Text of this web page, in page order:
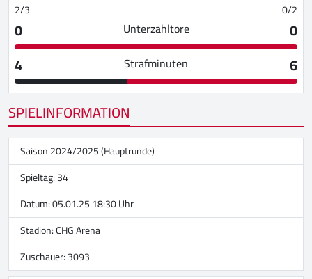
2/3 0/2
0 Unterzahltore
0
4
Strafminuten
6
SPIELINFORMATION
Saison 2024/2025 (Hauptrunde)
Spieltag: 34
Datum: 05.01.25 18:30 Uhr
Stadion:CHG Arena
Zuschauer: 3093